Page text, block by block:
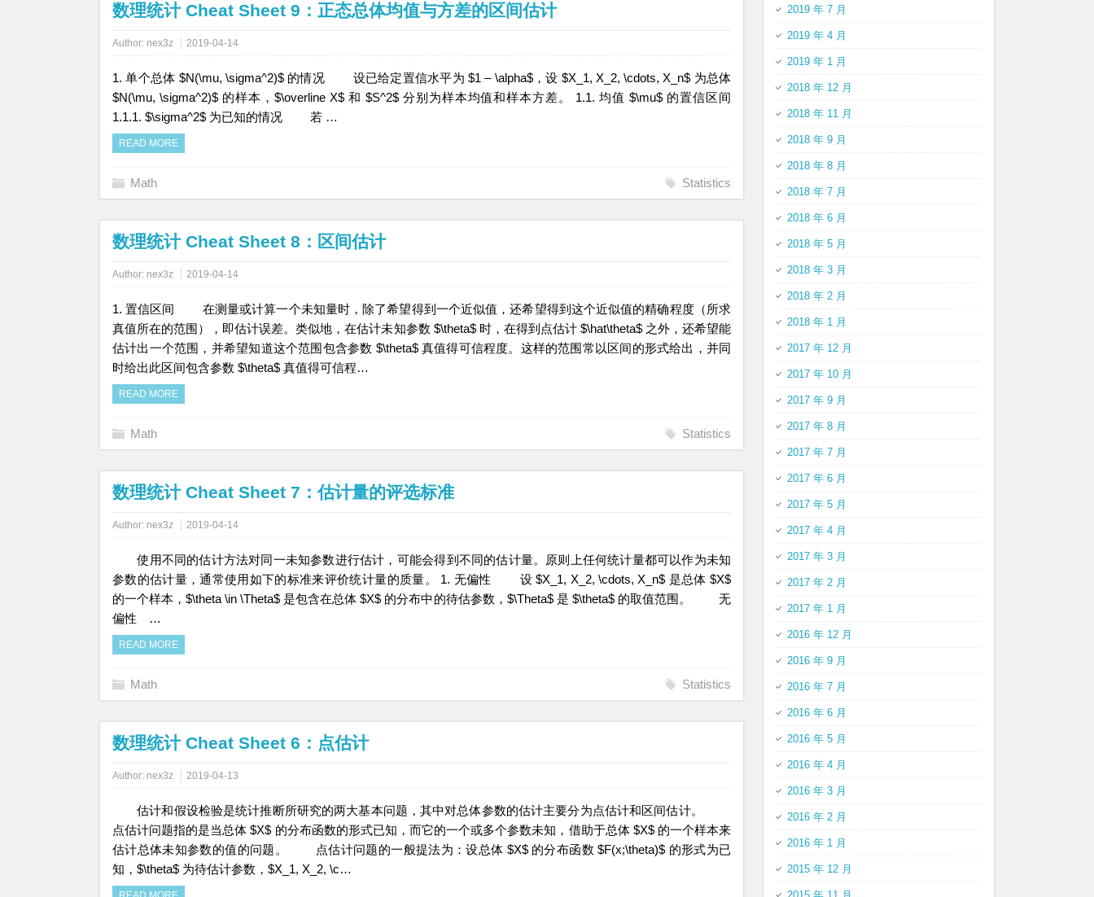
数理统计 Cheat Sheet 9：正态总体均值与方差的区间估计
Author: nex3z 2019-04-14
1. 单个总体 $N(\mu, \sigma^2)$ 的情况 设已给定置信水平为 $1 – \alpha$，设 $X_1, X_2, \cdots, X_n$ 为总体
$N(\mu, \sigma^2)$ 的样本，$\overline X$ 和 $S^2$ 分别为样本均值和样本方差。 1.1. 均值 $\mu$ 的置信区间
1.1.1. $\sigma^2$ 为已知的情况 若 …
READ MORE
Math Statistics
数理统计 Cheat Sheet 8：区间估计
Author: nex3z 2019-04-14
1. 置信区间 在测量或计算一个未知量时，除了希望得到一个近似值，还希望得到这个近似值的精确程度（所求
真值所在的范围），即估计误差。类似地，在估计未知参数 $\theta$ 时，在得到点估计 $\hat\theta$ 之外，还希望能
估计出一个范围，并希望知道这个范围包含参数 $\theta$ 真值得可信程度。这样的范围常以区间的形式给出，并同
时给出此区间包含参数 $\theta$ 真值得可信程…
READ MORE
Math Statistics
数理统计 Cheat Sheet 7：估计量的评选标准
Author: nex3z 2019-04-14
使用不同的估计方法对同一未知参数进行估计，可能会得到不同的估计量。原则上任何统计量都可以作为未知
参数的估计量，通常使用如下的标准来评价统计量的质量。 1. 无偏性 设 $X_1, X_2, \cdots, X_n$ 是总体 $X$
的一个样本，$\theta \in \Theta$ 是包含在总体 $X$ 的分布中的待估参数，$\Theta$ 是 $\theta$ 的取值范围。 无
偏性 …
READ MORE
Math Statistics
数理统计 Cheat Sheet 6：点估计
Author: nex3z 2019-04-13
估计和假设检验是统计推断所研究的两大基本问题，其中对总体参数的估计主要分为点估计和区间估计。
点估计问题指的是当总体 $X$ 的分布函数的形式已知，而它的一个或多个参数未知，借助于总体 $X$ 的一个样本来
估计总体未知参数的值的问题。 点估计问题的一般提法为：设总体 $X$ 的分布函数 $F(x;\theta)$ 的形式为已
知，$\theta$ 为待估计参数，$X_1, X_2, \c…
2019 年 7 月
2019 年 4 月
2019 年 1 月
2018 年 12 月
2018 年 11 月
2018 年 9 月
2018 年 8 月
2018 年 7 月
2018 年 6 月
2018 年 5 月
2018 年 3 月
2018 年 2 月
2018 年 1 月
2017 年 12 月
2017 年 10 月
2017 年 9 月
2017 年 8 月
2017 年 7 月
2017 年 6 月
2017 年 5 月
2017 年 4 月
2017 年 3 月
2017 年 2 月
2017 年 1 月
2016 年 12 月
2016 年 9 月
2016 年 7 月
2016 年 6 月
2016 年 5 月
2016 年 4 月
2016 年 3 月
2016 年 2 月
2016 年 1 月
2015 年 12 月